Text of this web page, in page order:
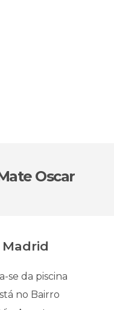
Oscar
se da piscina
no Bairro